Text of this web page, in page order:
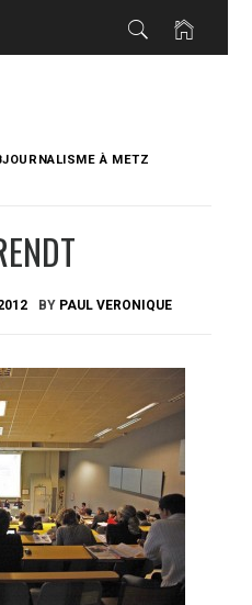
À METZ
BY PAUL VERONIQUE